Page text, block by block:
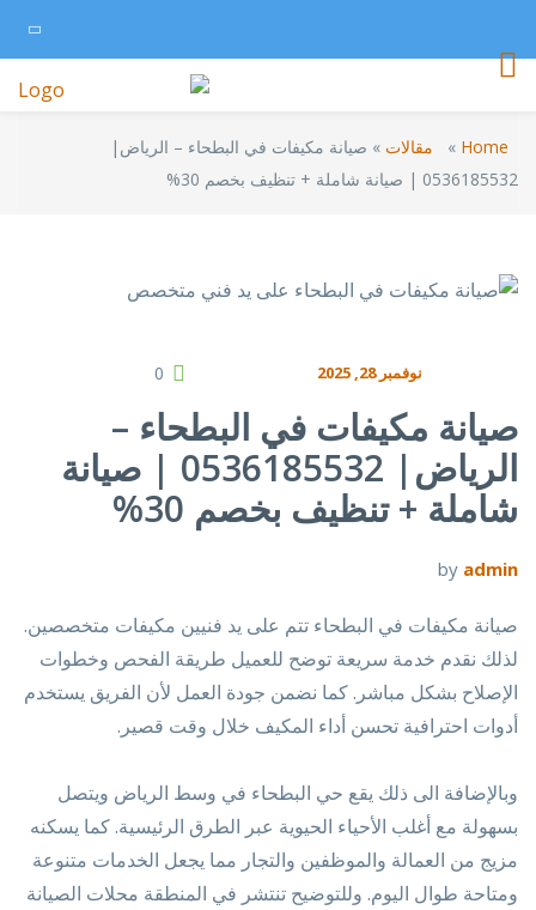
Home
» مقالات » صيانة مكيفات في البطحاء – الرياض|
0536185532 | صيانة شاملة + تنظيف بخصم 30%
نوفمبر 28, 2025 0
صيانة مكيفات في البطحاء –
الرياض| 0536185532 | صيانة
شاملة + تنظيف بخصم 30%
by admin
صيانة مكيفات في البطحاء تتم على يد فنيين مكيفات متخصصين.
لذلك نقدم خدمة سريعة توضح للعميل طريقة الفحص وخطوات
الإصلاح بشكل مباشر. كما نضمن جودة العمل لأن الفريق يستخدم
أدوات احترافية تحسن أداء المكيف خلال وقت قصير.
وبالإضافة الى ذلك يقع حي البطحاء في وسط الرياض ويتصل
بسهولة مع أغلب الأحياء الحيوية عبر الطرق الرئيسية. كما يسكنه
مزيج من العمالة والموظفين والتجار مما يجعل الخدمات متنوعة
ومتاحة طوال اليوم. وللتوضيح تنتشر في المنطقة محلات الصيانة